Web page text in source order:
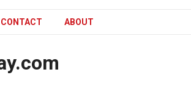
CONTACT ABOUT